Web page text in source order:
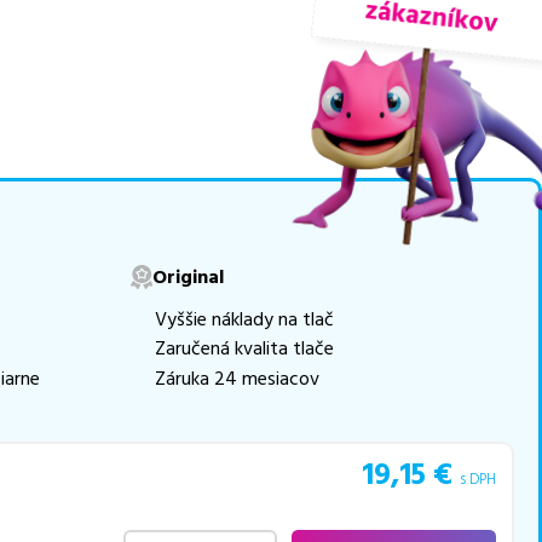
tlač.
vybrať to
Original
Vyššie náklady na tlač
Zaručená kvalita tlače
Záruka 24 mesiacov
19,15 € s DPH